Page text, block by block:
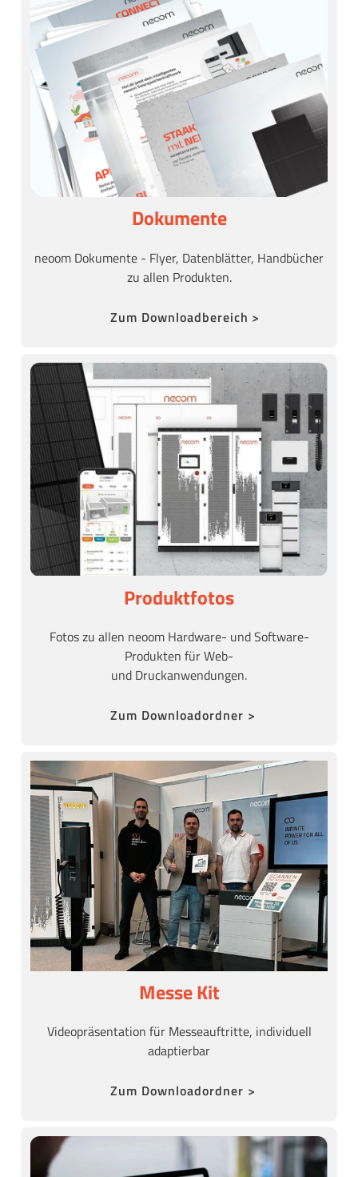
Dokumente
neoom Dokumente - Flyer, Datenblätter, Handbücher
zu allen Produkten.
Zum Downloadbereich >
Produktfotos
Fotos zu allen neoom Hardware- und Software-
Produkten für Web-
und Druckanwendungen.
Zum Downloadordner >
Messe Kit
Videopräsentation für Messeauftritte, individuell
adaptierbar
Zum Downloadordner >